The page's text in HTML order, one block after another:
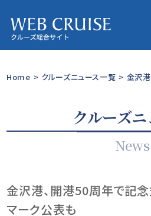
Home > クルーズニュース一覧 > 金沢
クルーズ
News
金沢港、開港50周年で記
マーク公表も